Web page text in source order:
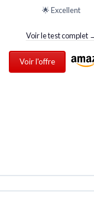
🌟 Excellent
Voir le test complet
Voir l'offre